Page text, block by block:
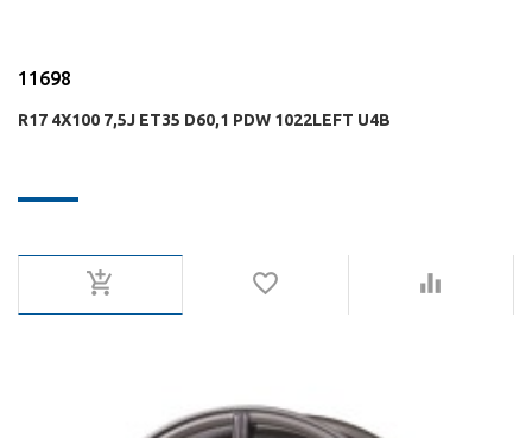
11698
R17 4X100 7,5J ET35 D60,1 PDW 1022LEFT U4B